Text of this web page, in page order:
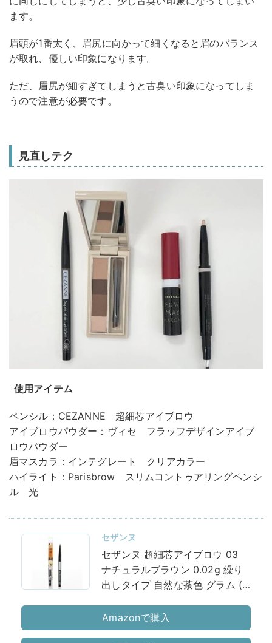
ます。
眉頭が1番太く、眉尻に向かって細くなると眉のバランス
が取れ、優しい印象になります。
ただ、眉尻が細すぎてしまうと古臭い印象になってしま
うので注意が必要です。
見直しテク
使用アイテム
ペンシル：CEZANNE 超細芯アイブロウ
アイブロウパウダー：ヴィセ フラッフデザインアイブ
ロウパウダー
眉マスカラ：インテグレート クリアカラー
ハイライト：Parisbrow スリムコントゥアリングペンシ
ル 光
セザンヌ
セザンヌ 超細芯アイブロウ 03
ナチュラルブラウン 0.02g 繰り
出しタイプ 自然な茶色 グラム (x
Amazonで購入